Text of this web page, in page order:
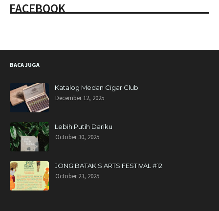
FACEBOOK
BACA JUGA
Katalog Medan Cigar Club
December 12, 2025
Lebih Putih Dariku
October 30, 2025
JONG BATAK'S ARTS FESTIVAL #12
October 23, 2025